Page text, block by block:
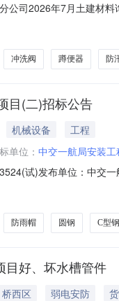
公司2026年7月土建材
冲洗阀 蹲便器 防
目(二)招标公告
机械设备
工程
单位： 中交一航局安装
试)发布单位：中交
防雨帽 圆钢 C型钢
目好、坏水槽管件
西区 弱电安防